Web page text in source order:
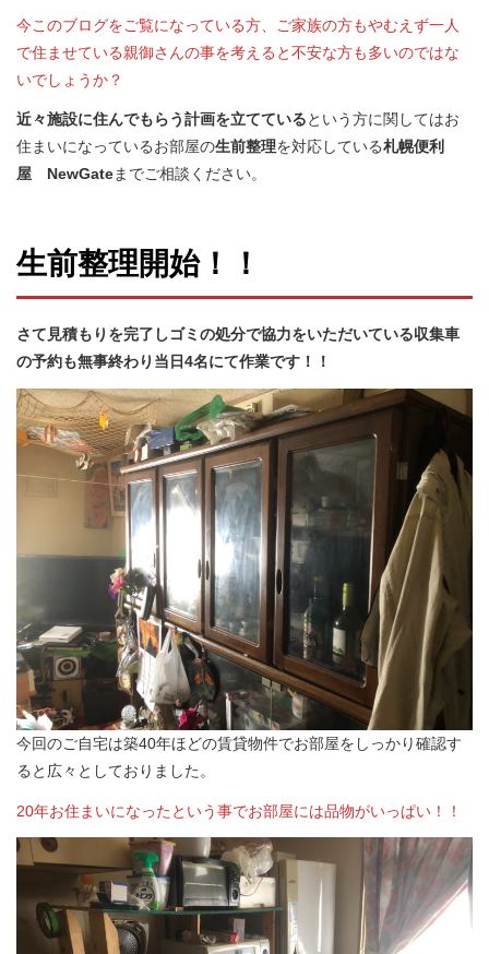
今このブログをご覧になっている方、ご家族の方もやむえず一人
で住ませている親御さんの事を考えると不安な方も多いのではな
いでしょうか？
近々施設に住んでもらう計画を立てているという方に関してはお
住まいになっているお部屋の生前整理を対応している札幌便利
屋 NewGateまでご相談ください。
生前整理開始！！
さて見積もりを完了しゴミの処分で協力をいただいている収集車
の予約も無事終わり当日4名にて作業です！！
今回のご自宅は築40年ほどの賃貸物件でお部屋をしっかり確認す
ると広々としておりました。
20年お住まいになったという事でお部屋には品物がいっぱい！！